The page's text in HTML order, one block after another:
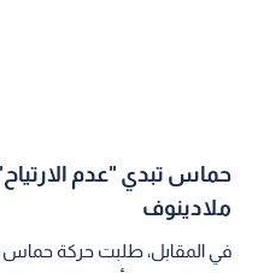
حماس تبدي "عدم
ملادينوف
في المقابل، طلبت حركة